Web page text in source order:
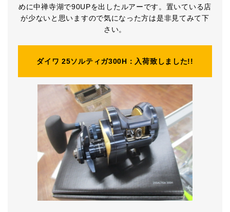
めに中禅寺湖で90UPを出したルアーです。置いている店
が少ないと思いますので気になった方は是非見てみて下
さい。
ダイワ 25ソルティガ300H：入荷致しました!!